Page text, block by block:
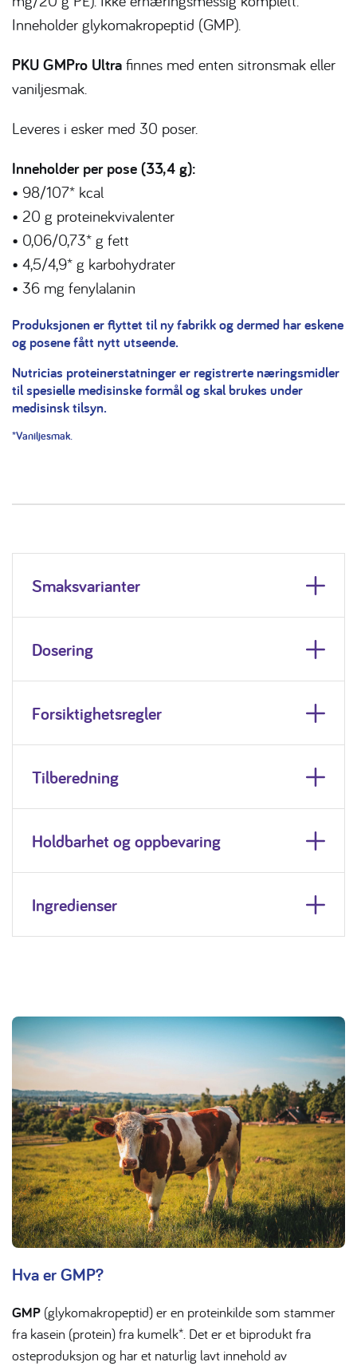
Inneholder glykomakropeptid (GMP).
PKU GMPro Ultra finnes med enten sitronsmak eller
vaniljesmak.
Leveres i esker med 30 poser.
Inneholder per pose (33,4 g):
• 98/107* kcal
• 20 g proteinekvivalenter
• 0,06/0,73* g fett
• 4,5/4,9* g karbohydrater
• 36 mg fenylalanin
Produksjonen er flyttet til ny fabrikk og dermed har eskene
og posene fått nytt utseende.
Nutricias proteinerstatninger er registrerte næringsmidler
til spesielle medisinske formål og skal brukes under
medisinsk tilsyn.
*Vaniljesmak.
Smaksvarianter
Dosering
Forsiktighetsregler
Tilberedning
Holdbarhet og oppbevaring
Ingredienser
Hva er GMP?
GMP (glykomakropeptid) er en proteinkilde som stammer
fra kasein (protein) fra kumelk*. Det er et biprodukt fra
osteproduksjon og har et naturlig lavt innehold av